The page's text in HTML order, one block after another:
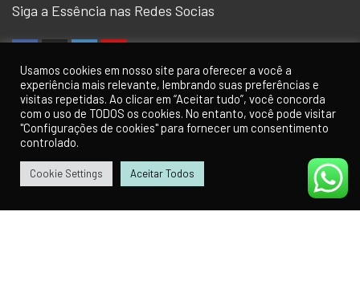
0
Siga a Essência nas Redes Socias
Para Clientes
Minha Conta
Como Comprar
Contato
Política de Privacidade
Usamos cookies em nosso site para oferecer a você a
experiência mais relevante, lembrando suas preferências e
visitas repetidas. Ao clicar em “Aceitar tudo”, você concorda
com o uso de TODOS os cookies. No entanto, você pode visitar
"Configurações de cookies" para fornecer um consentimento
controlado.
Cookie Settings Aceitar Todos